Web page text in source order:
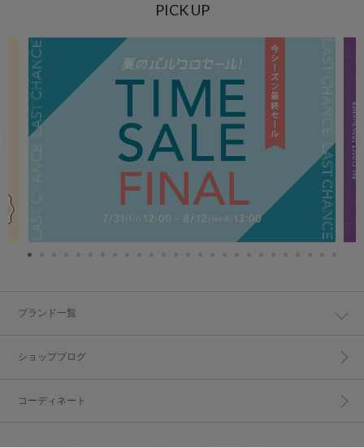
PICK UP
ブランド一覧
ショップブログ
コーディネート